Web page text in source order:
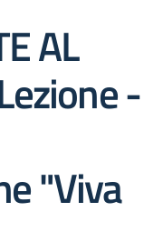
AL
-
"Viva